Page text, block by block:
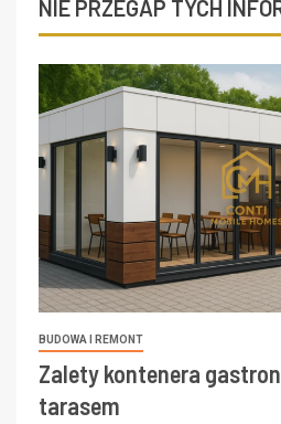
NIE PRZEGAP TYCH
BUDOWA I REMONT
Zalety kontenera
tarasem